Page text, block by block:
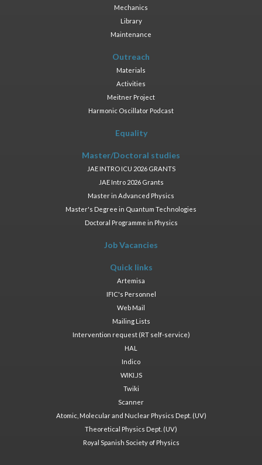
Mechanics
Library
Maintenance
Outreach
Materials
Activities
Meitner Project
Harmonic Oscillator Podcast
Equality
Master/Doctoral studies
JAE INTRO ICU 2026 GRANTS
JAE Intro 2026 Grants
Master in Advanced Physics
Master's Degree in Quantum Technologies
Doctoral Programme in Physics
Job Vacancies
Quick links
Artemisa
IFIC's Personnel
Web Mail
Mailing Lists
Intervention request (RT self-service)
HAL
Indico
WIKI.JS
Twiki
Scanner
Atomic, Molecular and Nuclear Physics Dept. (UV)
Theoretical Physics Dept. (UV)
Royal Spanish Society of Physics